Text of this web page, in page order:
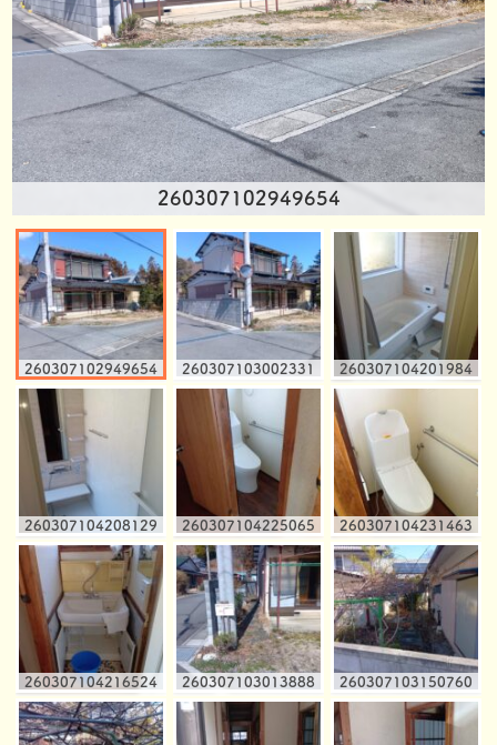
260307102949654
260307102949654 260307103002331 260307104201984
260307104208129 260307104225065 260307104231463
260307104216524 260307103013888 260307103150760